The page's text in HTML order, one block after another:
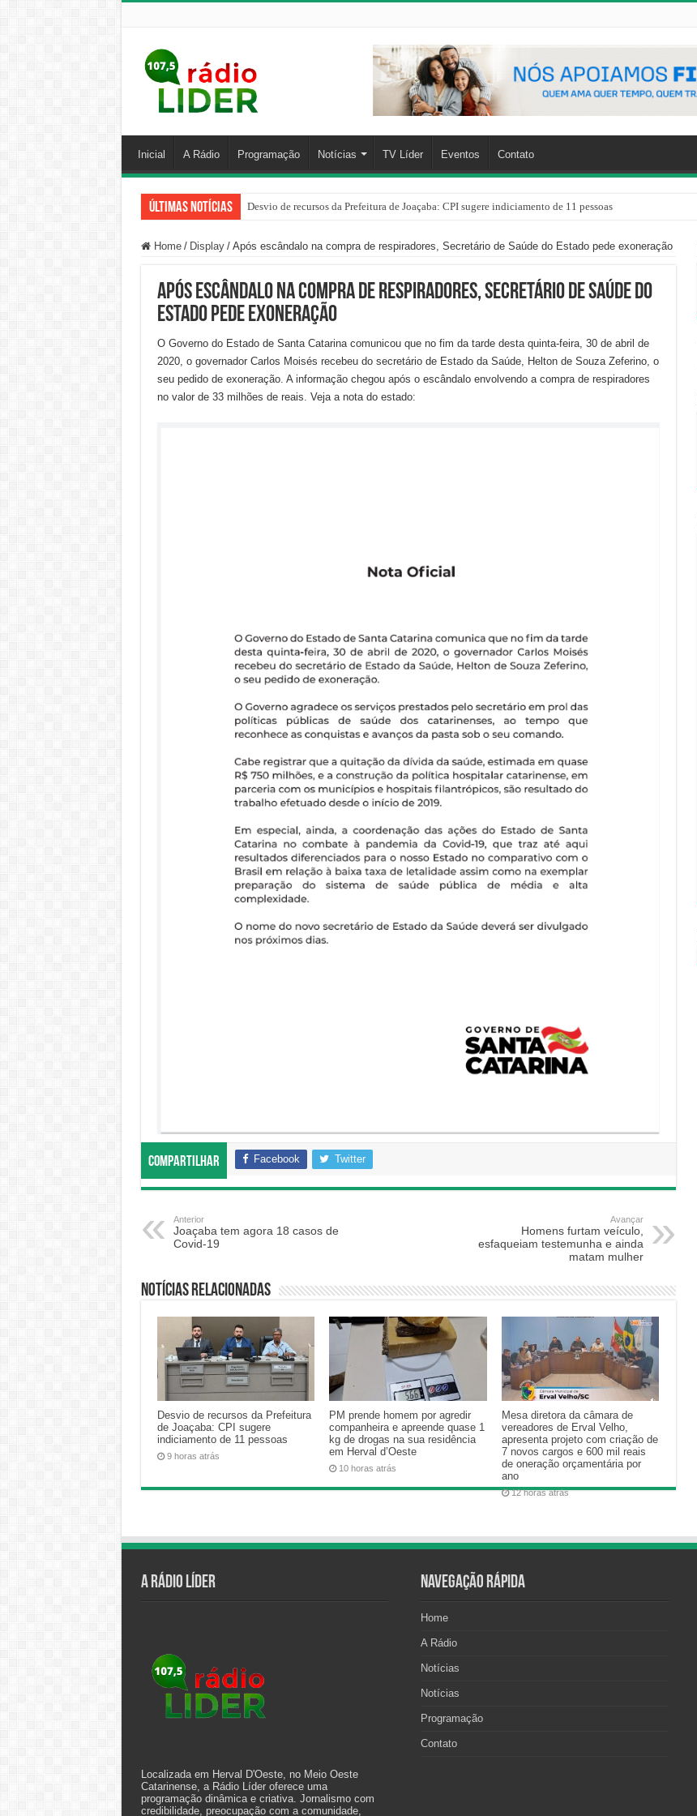
Inicial A Rádio Programação Notícias TV Líder Eventos Contato
Últimas Notícias Desvio de recursos da Prefeitura de Joaçaba: CPI sugere indiciamento de 11 pessoas
Home / Display / Após escândalo na compra de respiradores, Secretário de Saúde do Estado pede exoneração
Após escândalo na compra de respiradores, Secretário de Saúde do
Estado pede exoneração
O Governo do Estado de Santa Catarina comunicou que no fim da tarde desta quinta-feira, 30 de abril de
2020, o governador Carlos Moisés recebeu do secretário de Estado da Saúde, Helton de Souza Zeferino, o
seu pedido de exoneração. A informação chegou após o escândalo envolvendo a compra de respiradores
no valor de 33 milhões de reais. Veja a nota do estado:
Compartilhar Facebook Twitter
Anterior
Joaçaba tem agora 18 casos de
Covid-19
Avançar
Homens furtam veículo,
esfaqueiam testemunha e ainda
matam mulher
Notícias relacionadas
Desvio de recursos da Prefeitura
de Joaçaba: CPI sugere
indiciamento de 11 pessoas
9 horas atrás
PM prende homem por agredir
companheira e apreende quase 1
kg de drogas na sua residência
em Herval d’Oeste
10 horas atrás
Mesa diretora da câmara de
vereadores de Erval Velho,
apresenta projeto com criação de
7 novos cargos e 600 mil reais
de oneração orçamentária por
ano
12 horas atrás
A Rádio Líder
Localizada em Herval D'Oeste, no Meio Oeste
Catarinense, a Rádio Líder oferece uma
programação dinâmica e criativa. Jornalismo com
credibilidade, preocupação com a comunidade,
Navegação Rápida
Home
A Rádio
Notícias
Notícias
Programação
Contato